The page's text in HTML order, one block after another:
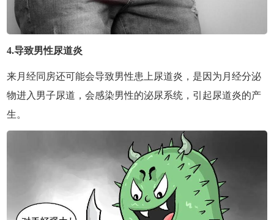
4.导致男性尿道炎
来月经同房还可能会导致男性患上尿道炎，是因为月经分泌
物进入男子尿道，会感染男性的泌尿系统，引起尿道炎的产
生。